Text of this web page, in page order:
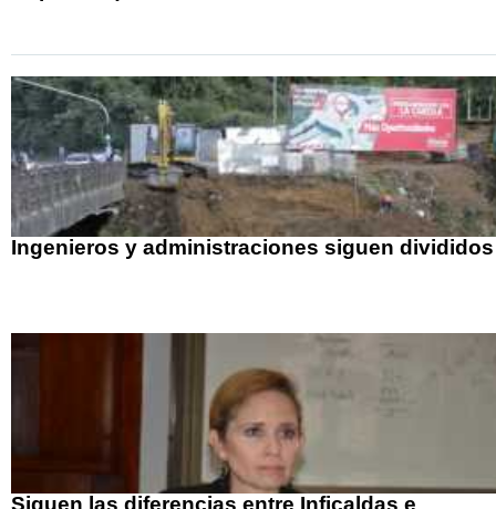
Ingenieros y administraciones siguen divididos